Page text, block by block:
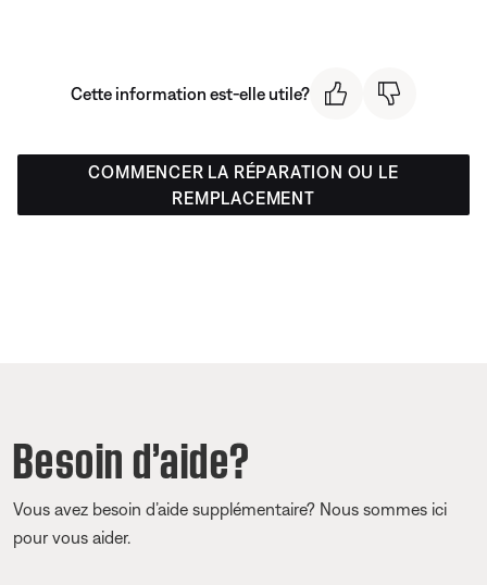
Cette information est-elle utile?
COMMENCER LA RÉPARATION OU LE
REMPLACEMENT
Besoin d’aide?
Vous avez besoin d’aide supplémentaire? Nous sommes ici
pour vous aider.